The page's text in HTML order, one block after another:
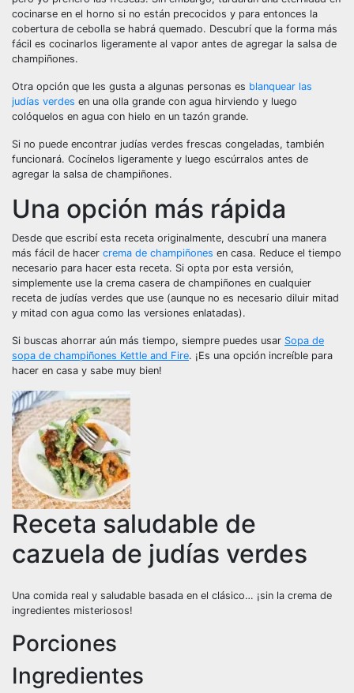
cocinarse en el horno si no están precocidos y para entonces la
cobertura de cebolla se habrá quemado. Descubrí que la forma más
fácil es cocinarlos ligeramente al vapor antes de agregar la salsa de
champiñones.
Otra opción que les gusta a algunas personas es blanquear las
judías verdes en una olla grande con agua hirviendo y luego
colóquelos en agua con hielo en un tazón grande.
Si no puede encontrar judías verdes frescas congeladas, también
funcionará. Cocínelos ligeramente y luego escúrralos antes de
agregar la salsa de champiñones.
Una opción más rápida
Desde que escribí esta receta originalmente, descubrí una manera
más fácil de hacer crema de champiñones en casa. Reduce el tiempo
necesario para hacer esta receta. Si opta por esta versión,
simplemente use la crema casera de champiñones en cualquier
receta de judías verdes que use (aunque no es necesario diluir mitad
y mitad con agua como las versiones enlatadas).
Si buscas ahorrar aún más tiempo, siempre puedes usar Sopa de
sopa de champiñones Kettle and Fire. ¡Es una opción increíble para
hacer en casa y sabe muy bien!
Receta saludable de
cazuela de judías verdes
Una comida real y saludable basada en el clásico… ¡sin la crema de
ingredientes misteriosos!
Porciones
Ingredientes